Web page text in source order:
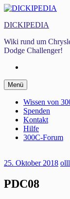
Zum
springen
DICKIPEDIA
Wiki rund um
Dodge Challenger!
Menü Zum
Inhalt
springen
Wissen von
Spenden
Kontakt
Hilfe
300C-Forum
25. Oktober 2018
PDC08